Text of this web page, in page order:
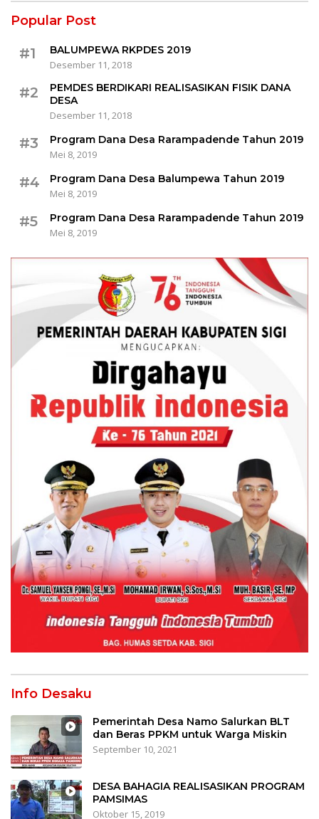
Popular Post
#1
BALUMPEWA RKPDES 2019
Desember 11, 2018
#2
PEMDES BERDIKARI REALISASIKAN FISIK DANA
DESA
Desember 11, 2018
#3
Program Dana Desa Rarampadende Tahun 2019
Mei 8, 2019
#4
Program Dana Desa Balumpewa Tahun 2019
Mei 8, 2019
#5
Program Dana Desa Rarampadende Tahun 2019
Mei 8, 2019
Info Desaku
Pemerintah Desa Namo Salurkan BLT
dan Beras PPKM untuk Warga Miskin
September 10, 2021
DESA BAHAGIA REALISASIKAN PROGRAM
PAMSIMAS
Oktober 15, 2019